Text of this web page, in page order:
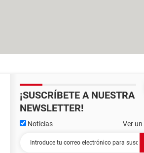
¡SUSCRÍBETE A NUESTRA
NEWSLETTER!
Noticias Ver